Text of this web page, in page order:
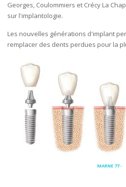
Georges, Coulommiers et Crécy La
sur l'implantologie.
Les nouvelles générations d'implant
remplacer des dents perdues pour la
MARNE 77 -